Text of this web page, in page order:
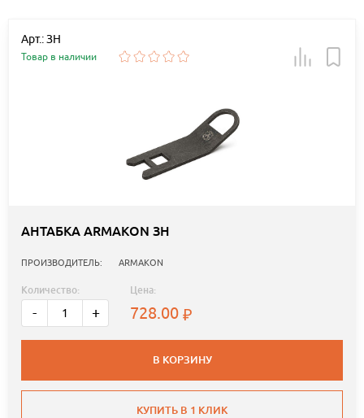
Арт.: ЗН
Товар в наличии
АНТАБКА ARMAKON ЗН
ПРОИЗВОДИТЕЛЬ: ARMAKON
Количество:
- +
Цена:
728.00
В КОРЗИНУ
КУПИТЬ В 1 КЛИК